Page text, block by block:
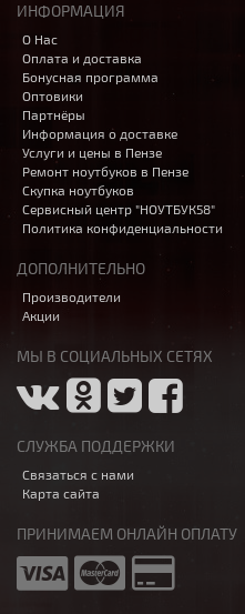
ИНФОРМАЦИЯ
О Нас
Оплата и доставка
Бонусная программа
Оптовики
Партнёры
Информация о доставке
Услуги и цены в Пензе
Ремонт ноутбуков в Пензе
Скупка ноутбуков
Сервисный центр "НОУТБУК58"
Политика конфиденциальности
ДОПОЛНИТЕЛЬНО
Производители
Акции
МЫ В СОЦИАЛЬНЫХ СЕТЯХ
СЛУЖБА ПОДДЕРЖКИ
Связаться с нами
Карта сайта
ПРИНИМАЕМ ОНЛАЙН ОПЛАТУ